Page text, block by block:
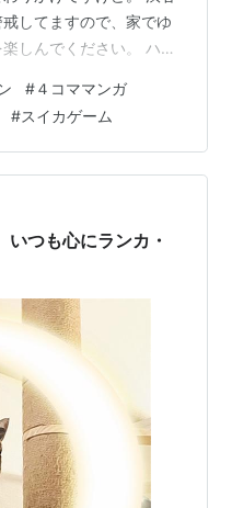
してますので、家でゆ
しんでください。 ハロ
コマ漫画の日ですね。
ないなあ。 書きたい事
ないのはなぜ？それは
は頑張るぞ！ってまだ今
。ああ、更新する気が
からない…
#４コママンガ
#スイカゲーム
つも心にランカ・